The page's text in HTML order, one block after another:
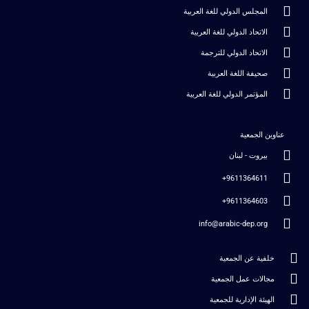
المجلس الدولي للغة العربية
الاتحاد الدولي للغة العربية
الاتحاد الدولي للترجمة
صحيفة اللغة العربية
المؤتمر الدولي للغة العربية
عناوين الجمعية
بيروت - لبنان
9611364611+
9611364603+
info@arabic-dep.org
خلفية عن الجمعية
مجالات عمل الجمعية
الهيئة الإدارية للجمعية